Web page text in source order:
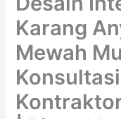
Karang
Mewah